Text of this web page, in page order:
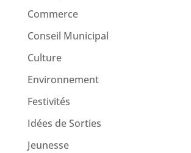
Commerce
Conseil Municipal
Culture
Environnement
Festivités
Idées de Sorties
Jeunesse